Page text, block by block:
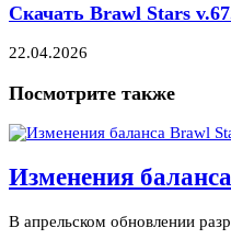
Скачать Brawl Stars
22.04.2026
Посмотрите также
Изменения
В апрельском обновлении